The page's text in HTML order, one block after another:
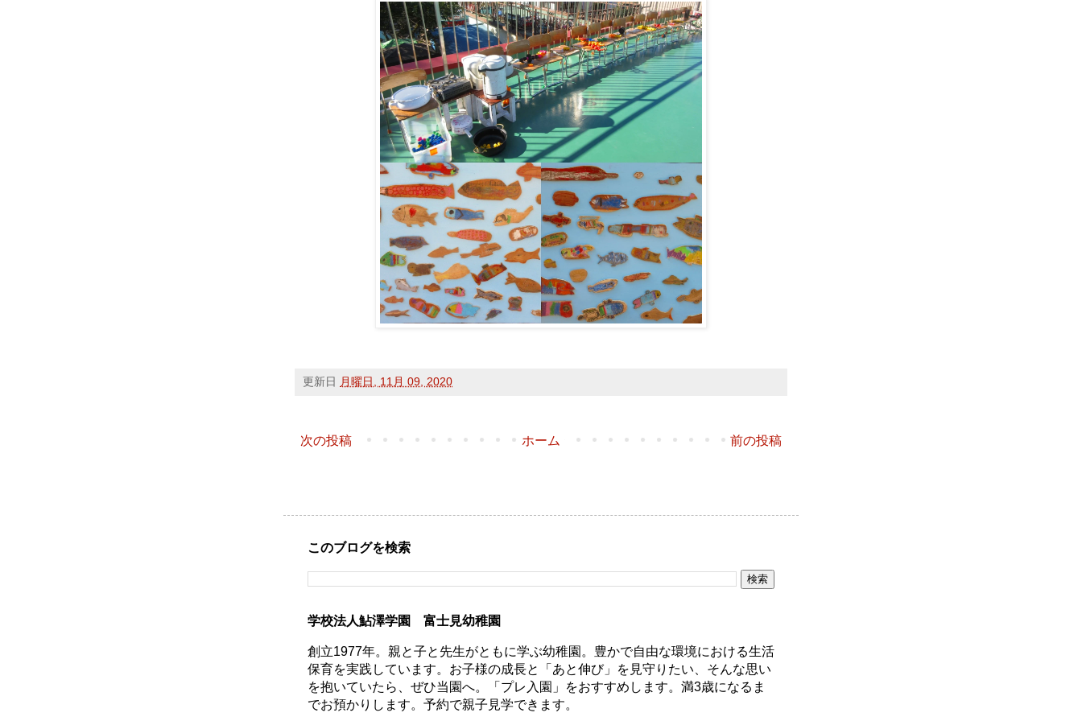
更新日 月曜日, 11月 09, 2020
次の投稿 前の投稿
ホーム
このブログを検索
学校法人鮎澤学園 富士見幼稚園
創立1977年。親と子と先生がともに学ぶ幼稚園。豊かで自由な環境における生活
保育を実践しています。お子様の成長と「あと伸び」を見守りたい、そんな思い
を抱いていたら、ぜひ当園へ。「プレ入園」をおすすめします。満3歳になるま
でお預かりします。予約で親子見学できます。